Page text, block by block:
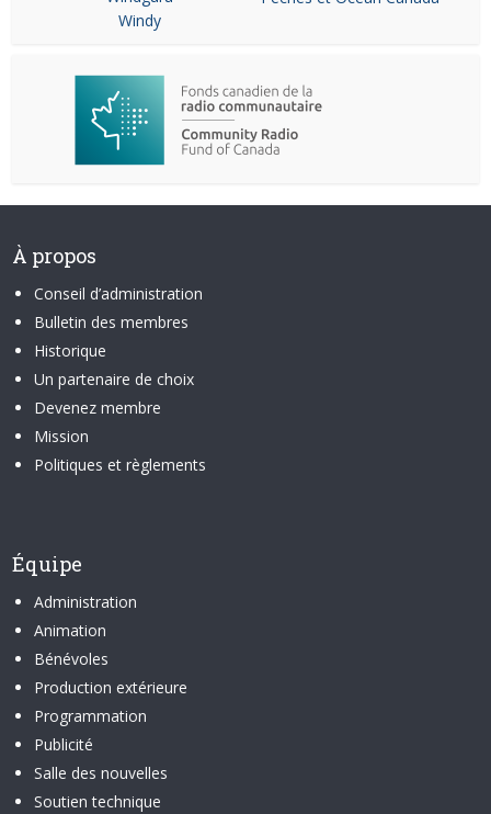
Windy
À propos
Conseil d’administration
Bulletin des membres
Historique
Un partenaire de choix
Devenez membre
Mission
Politiques et règlements
Équipe
Administration
Animation
Bénévoles
Production extérieure
Programmation
Publicité
Salle des nouvelles
Soutien technique